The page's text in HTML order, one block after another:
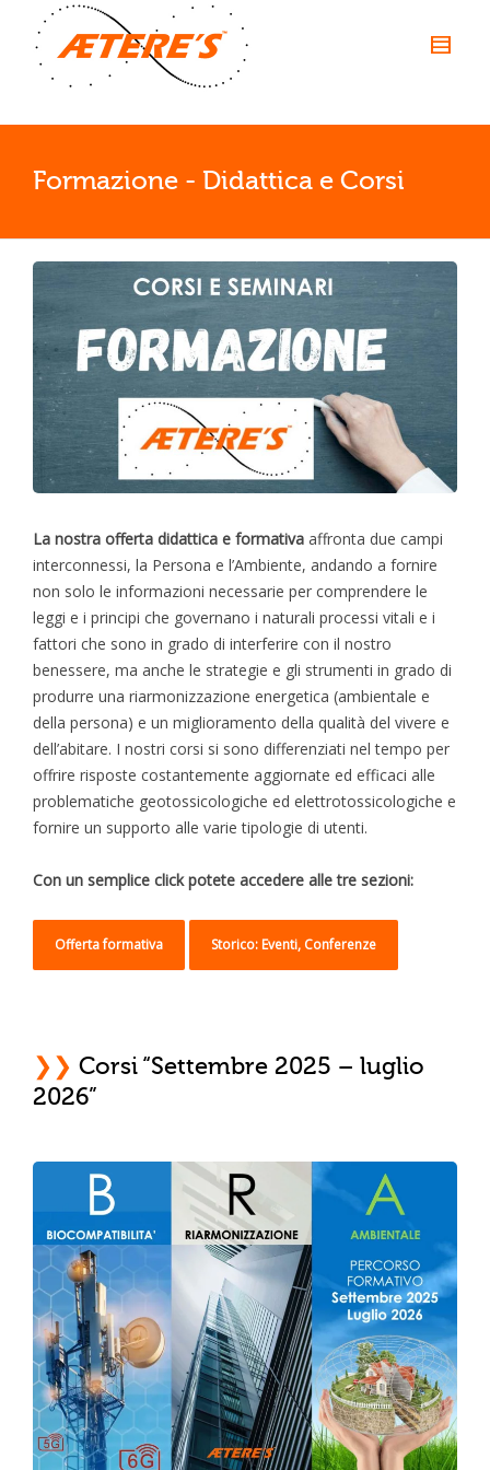
Formazione - Didattica e Corsi
La nostra offerta didattica e formativa affronta due campi
interconnessi, la Persona e l’Ambiente, andando a fornire
non solo le informazioni necessarie per comprendere le
leggi e i principi che governano i naturali processi vitali e i
fattori che sono in grado di interferire con il nostro
benessere, ma anche le strategie e gli strumenti in grado di
produrre una riarmonizzazione energetica (ambientale e
della persona) e un miglioramento della qualità del vivere e
dell’abitare. I nostri corsi si sono differenziati nel tempo per
offrire risposte costantemente aggiornate ed efficaci alle
problematiche geotossicologiche ed elettrotossicologiche e
fornire un supporto alle varie tipologie di utenti.
Con un semplice click potete accedere alle tre sezioni:
Offerta formativa Storico: Eventi, Conferenze
❯❯ Corsi “Settembre 2025 – luglio
2026”